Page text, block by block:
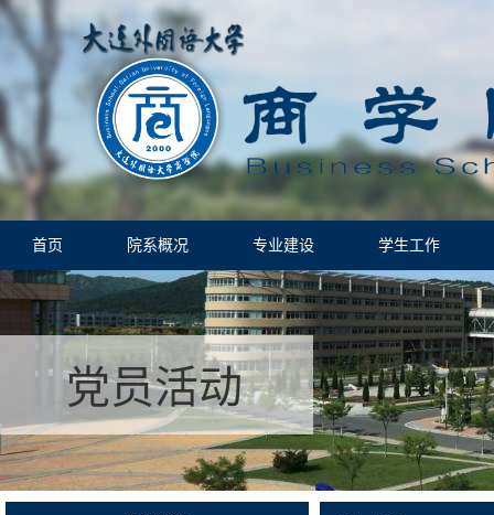
首页 院系概况 专业建设 学生工作
党员活动